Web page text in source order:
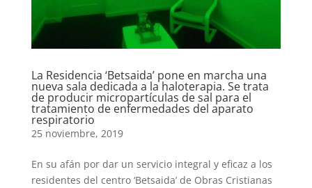
La Residencia ‘Betsaida’ pone en marcha una
nueva sala dedicada a la haloterapia. Se trata
de producir micropartículas de sal para el
tratamiento de enfermedades del aparato
respiratorio
25 noviembre, 2019
En su afán por dar un servicio integral y eficaz a los
residentes del centro ‘Betsaida’ de Obras Cristianas